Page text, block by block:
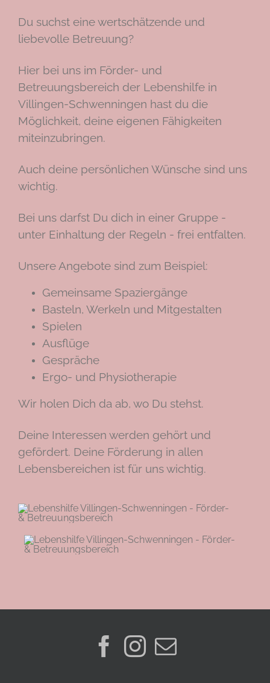
Du suchst eine wertschätzende und
liebevolle Betreuung?
Hier bei uns im Förder- und
Betreuungsbereich der Lebenshilfe in
Villingen-Schwenningen hast du die
Möglichkeit, deine eigenen Fähigkeiten
miteinzubringen.
Auch deine persönlichen Wünsche sind uns
wichtig.
Bei uns darfst Du dich in einer Gruppe -
unter Einhaltung der Regeln - frei entfalten.
Unsere Angebote sind zum Beispiel:
Gemeinsame Spaziergänge
Basteln, Werkeln und Mitgestalten
Spielen
Ausflüge
Gespräche
Ergo- und Physiotherapie
Wir holen Dich da ab, wo Du stehst.
Deine Interessen werden gehört und
gefördert. Deine Förderung in allen
Lebensbereichen ist für uns wichtig.